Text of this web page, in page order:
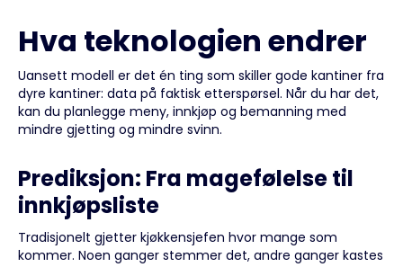
Hva teknologien endrer
Uansett modell er det én ting som skiller gode kantiner fra
dyre kantiner: data på faktisk etterspørsel. Når du har det,
kan du planlegge meny, innkjøp og bemanning med
mindre gjetting og mindre svinn.
Prediksjon: Fra magefølelse til
innkjøpsliste
Tradisjonelt gjetter kjøkkensjefen hvor mange som
kommer. Noen ganger stemmer det, andre ganger kastes